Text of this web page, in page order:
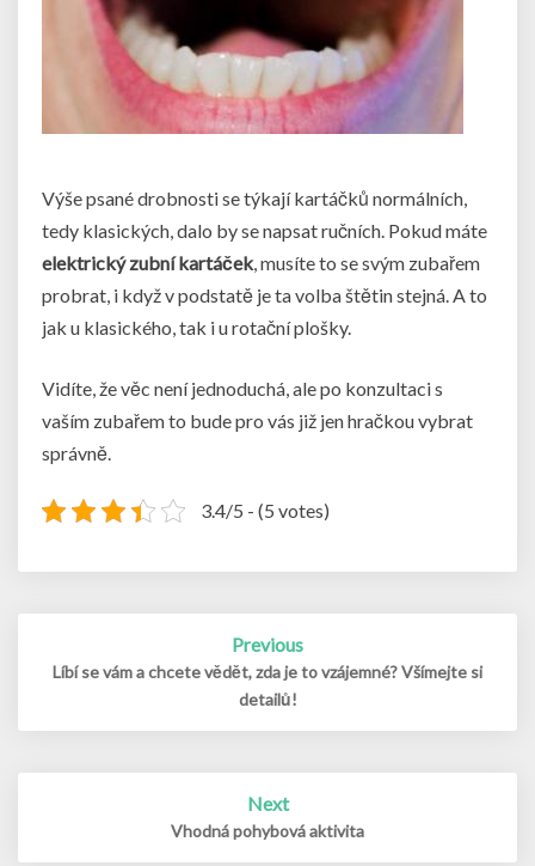
Výše psané drobnosti se týkají kartáčků normálních,
tedy klasických, dalo by se napsat ručních. Pokud máte
elektrický zubní kartáček, musíte to se svým zubařem
probrat, i když v podstatě je ta volba štětin stejná. A to
jak u klasického, tak i u rotační plošky.
Vidíte, že věc není jednoduchá, ale po konzultaci s
vaším zubařem to bude pro vás již jen hračkou vybrat
správně.
3.4/5 - (5 votes)
Previous
Líbí se vám a chcete vědět, zda je to vzájemné? Všímejte si
detailů!
Next
Vhodná pohybová aktivita